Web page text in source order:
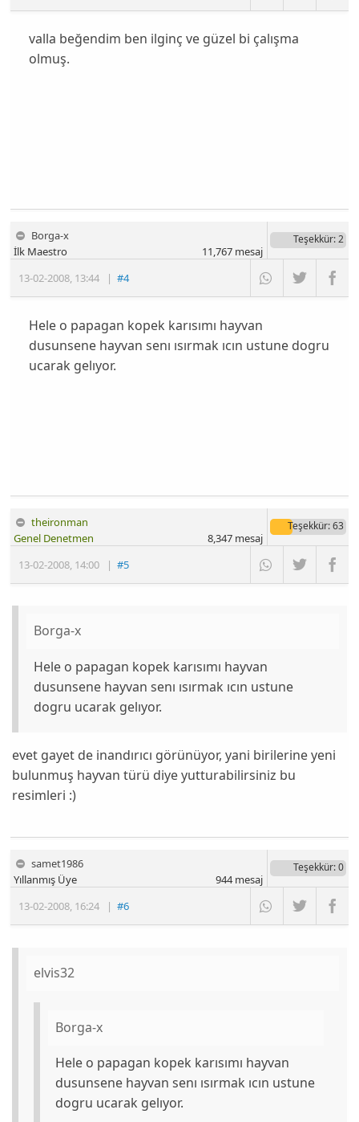
valla beğendim ben ilginç ve güzel bi çalışma
olmuş.
Borga-x
13-02-2008, 13:44 |#4
İlk Maestro
Teşekkür: 2
11,767mesaj
Hele o papagan kopek karısımı hayvan
dusunsene hayvan senı ısırmak ıcın ustune dogru
ucarak gelıyor.
theironman
13-02-2008, 14:00 |#5
Genel Denetmen
Teşekkür: 63
8,347mesaj
Borga-x
Hele o papagan kopek karısımı hayvan
dusunsene hayvan senı ısırmak ıcın ustune
dogru ucarak gelıyor.
evet gayet de inandırıcı görünüyor, yani birilerine yeni
bulunmuş hayvan türü diye yutturabilirsiniz bu
resimleri :)
samet1986
13-02-2008, 16:24 |#6
Yıllanmış Üye
Teşekkür: 0
944mesaj
elvis32
Borga-x
Hele o papagan kopek karısımı hayvan
dusunsene hayvan senı ısırmak ıcın ustune
dogru ucarak gelıyor.